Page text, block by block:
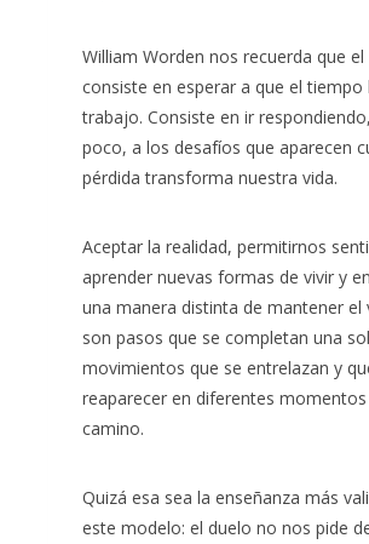
William Worden nos recuerda que
consiste en esperar a que el tiempo
trabajo. Consiste en ir
poco, a los desafíos que aparecen
pérdida transforma nuestra vida.
Aceptar la realidad, permitirnos
aprender nuevas formas de vivir y
una manera distinta de mantener el
son pasos que se completan una
movimientos que se entrelazan y
reaparecer en diferentes momentos
camino.
Quizá esa sea la enseñanza más
este modelo: el duelo no nos pide